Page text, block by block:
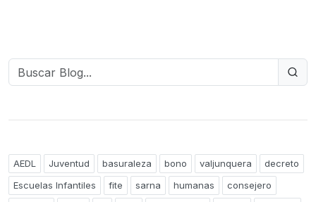
AEDL Juventud basuraleza bono valjunquera
decreto
Escuelas Infantiles
fite sarna humanas
consejero